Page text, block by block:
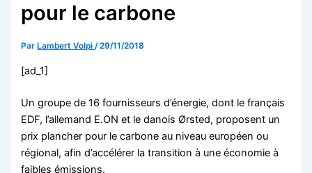
pour le carbone
Par Lambert Volpi/29/11/2018
[ad_1]
Un groupe de 16 fournisseurs d’énergie, dont le français
EDF, l’allemand E.ON et le danois Ørsted, proposent un
prix plancher pour le carbone au niveau européen ou
régional, afin d’accélérer la transition à une économie à
faibles émissions.